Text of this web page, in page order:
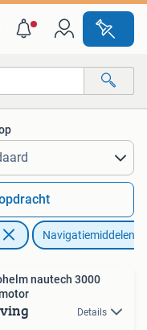
Navigatiemiddelen
nautech 3000
Details